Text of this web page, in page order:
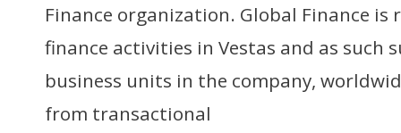
Finance organization. Global Finance is
finance activities in Vestas and as such
business units in the company,
from transactional